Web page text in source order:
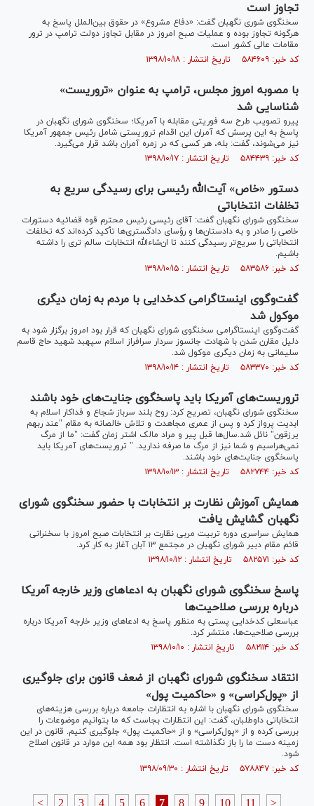
تجاوز است
سخنگوی شوری نگهبان گفت: «دفاع مشروع» در حقوق بین‌الملل پاسخ به
هرگونه تجاوز بوده و عملیات صبح امروز در مقابل تجاوز دولت ترامپ در ترور
مقامات عالی کشور است.
کد خبر: ۵۸۴۶۰۹ تاریخ انتشار : ۱۳۹۸/۱۰/۱۸
با مصوبه امروز مجلس، ترامپ به عنوان «تروریست»
شناسایی شد
پیرو تصویب طرح سه فوریتی مقابله با آمریکا؛ سخنگوی شورای نگهبان در
پاسخ به این پرسش که آمران این اقدام تروریستی شامل رئیس جمهور آمریکا
نیز می‌شوند، گفت: بله، هر کسی که در زمره آمران باشد قرار می‌گیرد.
کد خبر: ۵۸۴۴۳۹ تاریخ انتشار : ۱۳۹۸/۱۰/۱۷
دستور «خاص» آیت‌الله رئیسی برای رسیدگی سریع به
تخلفات انتخاباتی
سخنگوی شورای نگهبان گفت: آقای رئیسی رئیس محترم قوه قضائیه دستورات
خاصی را صادر و به دادستان‌ها و رؤسای دادگستری‌ها تأکید کرده‌اند که تخلفات
انتخاباتی را سریع‌تر رسیدگی کنند تا ان‌شاءالله انتخابات سالم تری را داشته
باشیم.
کد خبر: ۵۸۳۵۸۶ تاریخ انتشار : ۱۳۹۸/۱۰/۱۵
گفت‌وگوی اینستاگرامی کدخدایی با مردم به زمان دیگری
موکول شد
گفت‌وگوی اینستاگرامی سخنگوی شورای نگهبان که قرار بود امروز برگزار شود به
دلیل مقارن شدن با شهادت جانسوز سردار سرافراز اسلام سپهبد شهید حاج قاسم
سلیمانی به زمان دیگری موکول شد.
کد خبر: ۵۸۳۳۷۰ تاریخ انتشار : ۱۳۹۸/۱۰/۱۴
تروریست‌های آمریکا باید پاسخگوی جنایت‌های خود باشند
سخنگوی شورای نگهبان، تصریح کرد: روح بلند سرباز شجاع و فداکار اسلام به
ابدیت پرواز کرد و پس از عمری مجاهدت و تلاش خالصانه به مقام "عند ربهم
یرزقون" نائل شد.سال‌ها قبل پیر و مراد مالک اشتر زمان گفت: "ما از مرگ
نمی‌هراسیم و شما نیز از مرگ ما صرفه ندارید. " تروریست‌های آمریکا باید
پاسخگوی جنایت‌های خود باشند.
کد خبر: ۵۸۲۷۴۴ تاریخ انتشار : ۱۳۹۸/۱۰/۱۳
همایش آموزش نظارت بر انتخابات با حضور سخنگوی شورای
نگهبان گشایش یافت
همایش سراسری دوره تربیت مربی نظارت بر انتخابات صبح امروز با سخنرانی
قائم مقام دبیر شورای نگهبان در مجتمع ۱۳ آبان آغاز به کار کرد.
کد خبر: ۵۸۲۵۷۱ تاریخ انتشار : ۱۳۹۸/۱۰/۱۲
پاسخ سخنگوی شورای نگهبان به ادعاهای وزیر خارجه آمریکا
درباره بررسی صلاحیت‌ها
عباسعلی کدخدایی پستی به منظور پاسخ به ادعاهای وزیر خارجه آمریکا درباره
بررسی صلاحیت‌ها، منتشر کرد.
کد خبر: ۵۸۲۱۱۴ تاریخ انتشار : ۱۳۹۸/۱۰/۱۰
انتقاد سخنگوی شورای نگهبان از ضعف قانون برای جلوگیری
از «پول‌کراسی» و «حاکمیت پول»
سخنگوی شورای نگهبان با اشاره به انتظارات جامعه درباره بررسی هزینه‌های
انتخاباتی داوطلبان، گفت: این انتظارات بجاست که ما بتوانیم موضوعات را
بررسی کرده و از «پول‌کراسی» و از «حاکمیت پول» جلوگیری کنیم. قانون در این
زمینه دست ما را باز نگذاشته است. انتظار بود همه این موارد در قانون اصلاح
شود.
کد خبر: ۵۷۸۸۴۷ تاریخ انتشار : ۱۳۹۸/۰۹/۳۰